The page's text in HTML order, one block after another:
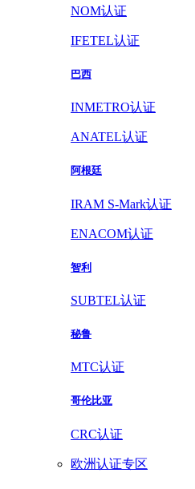
NOM认证
IFETEL认证
巴西
INMETRO认证
ANATEL认证
阿根廷
IRAM S-Mark认证
ENACOM认证
智利
SUBTEL认证
秘鲁
MTC认证
哥伦比亚
CRC认证
欧洲认证专区